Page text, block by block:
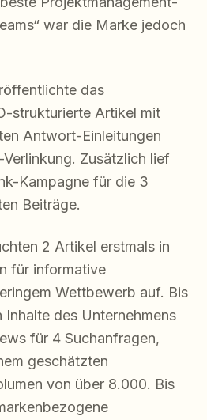
war die Marke jedoch
das
strukturierte Artikel mit
Antwort-Einleitungen
Zusätzlich lief
Kampagne für die 3
Beiträge.
2 Artikel erstmals in
für informative
Wettbewerb auf. Bis
des Unternehmens
für 4 Suchanfragen,
geschätzten
von über 8.000. Bis